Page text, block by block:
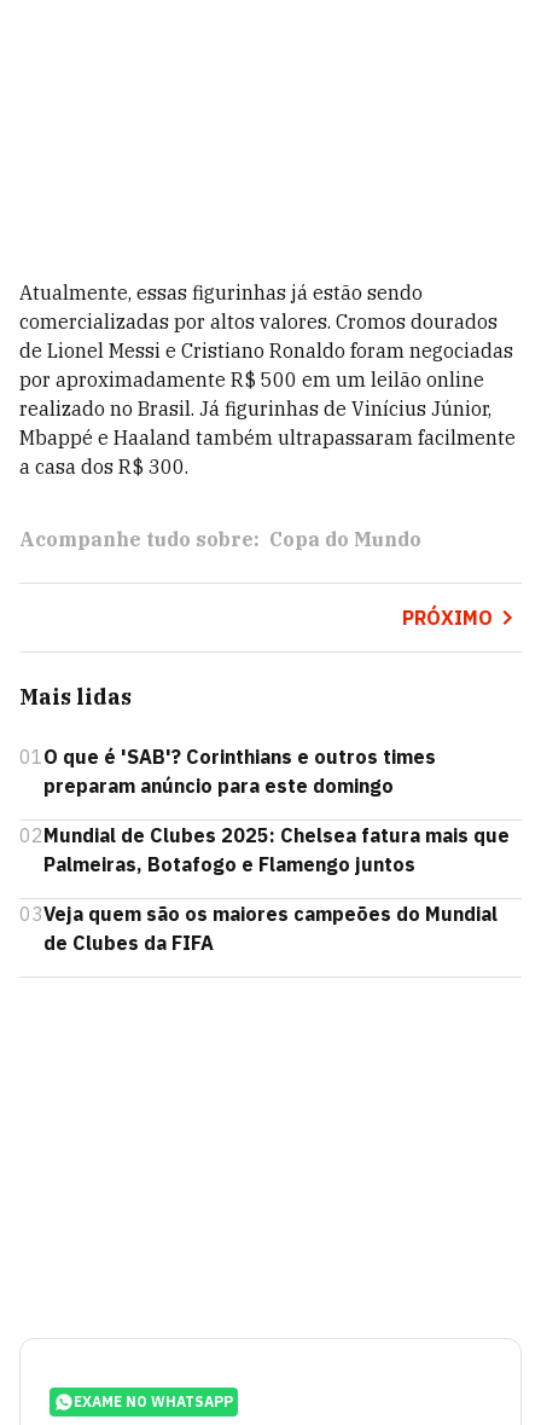
Atualmente, essas figurinhas já estão sendo
comercializadas por altos valores. Cromos dourados
de Lionel Messi e Cristiano Ronaldo foram negociadas
por aproximadamente R$ 500 em um leilão online
realizado no Brasil. Já figurinhas de Vinícius Júnior,
Mbappé e Haaland também ultrapassaram facilmente
a casa dos R$ 300.
Acompanhe tudo sobre: Copa do Mundo
PRÓXIMO
Mais lidas
01O que é 'SAB'? Corinthians e outros times
preparam anúncio para este domingo
02Mundial de Clubes 2025: Chelsea fatura mais que
Palmeiras, Botafogo e Flamengo juntos
03Veja quem são os maiores campeões do Mundial
de Clubes da FIFA
EXAME NO WHATSAPP